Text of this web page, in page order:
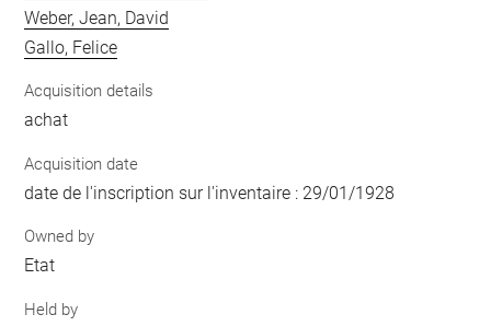
Weber, Jean, David
Gallo, Felice
Acquisition details
achat
Acquisition date
date de l'inscription sur l'inventaire : 29/01/1928
Owned by
Etat
Held by